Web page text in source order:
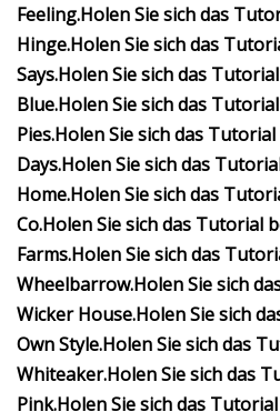
Feeling.Holen Sie sich das
Hinge.Holen Sie sich das
Says.Holen Sie sich das
Blue.Holen Sie sich das
Pies.Holen Sie sich das
Days.Holen Sie sich das
Home.Holen Sie sich das
Co.Holen Sie sich das Tutorial
Farms.Holen Sie sich das
Wheelbarrow.Holen Sie sich
Wicker House.Holen Sie sich
Own Style.Holen Sie sich das
Whiteaker.Holen Sie sich das
Pink.Holen Sie sich das